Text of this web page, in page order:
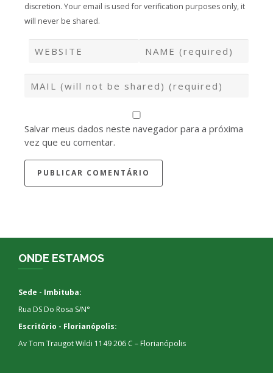
discretion. Your email is used for verification purposes only, it
will never be shared.
Salvar meus dados neste navegador para a próxima
vez que eu comentar.
ONDE ESTAMOS
Sede - Imbituba:
Rua DS Do Rosa S/N°
Escritório - Florianópolis:
Av Tom Traugot Wildi 1149 206 C – Florianópolis